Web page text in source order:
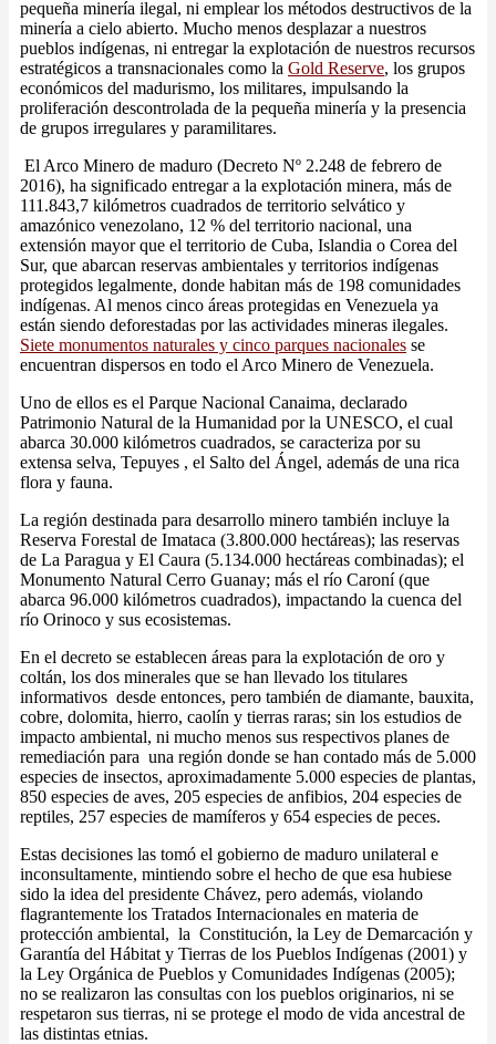
pequeña minería ilegal, ni emplear los métodos destructivos de la
minería a cielo abierto. Mucho menos desplazar a nuestros
pueblos indígenas, ni entregar la explotación de nuestros recursos
estratégicos a transnacionales como la Gold Reserve, los grupos
económicos del madurismo, los militares, impulsando la
proliferación descontrolada de la pequeña minería y la presencia
de grupos irregulares y paramilitares.
El Arco Minero de maduro (Decreto Nº 2.248 de febrero de
2016), ha significado entregar a la explotación minera, más de
111.843,7 kilómetros cuadrados de territorio selvático y
amazónico venezolano, 12 % del territorio nacional, una
extensión mayor que el territorio de Cuba, Islandia o Corea del
Sur, que abarcan reservas ambientales y territorios indígenas
protegidos legalmente, donde habitan más de 198 comunidades
indígenas. Al menos cinco áreas protegidas en Venezuela ya
están siendo deforestadas por las actividades mineras ilegales.
Siete monumentos naturales y cinco parques nacionales se
encuentran dispersos en todo el Arco Minero de Venezuela.
Uno de ellos es el Parque Nacional Canaima, declarado
Patrimonio Natural de la Humanidad por la UNESCO, el cual
abarca 30.000 kilómetros cuadrados, se caracteriza por su
extensa selva, Tepuyes , el Salto del Ángel, además de una rica
flora y fauna.
La región destinada para desarrollo minero también incluye la
Reserva Forestal de Imataca (3.800.000 hectáreas); las reservas
de La Paragua y El Caura (5.134.000 hectáreas combinadas); el
Monumento Natural Cerro Guanay; más el río Caroní (que
abarca 96.000 kilómetros cuadrados), impactando la cuenca del
río Orinoco y sus ecosistemas.
En el decreto se establecen áreas para la explotación de oro y
coltán, los dos minerales que se han llevado los titulares
informativos desde entonces, pero también de diamante, bauxita,
cobre, dolomita, hierro, caolín y tierras raras; sin los estudios de
impacto ambiental, ni mucho menos sus respectivos planes de
remediación para una región donde se han contado más de 5.000
especies de insectos, aproximadamente 5.000 especies de plantas,
850 especies de aves, 205 especies de anfibios, 204 especies de
reptiles, 257 especies de mamíferos y 654 especies de peces.
Estas decisiones las tomó el gobierno de maduro unilateral e
inconsultamente, mintiendo sobre el hecho de que esa hubiese
sido la idea del presidente Chávez, pero además, violando
flagrantemente los Tratados Internacionales en materia de
protección ambiental, la Constitución, la Ley de Demarcación y
Garantía del Hábitat y Tierras de los Pueblos Indígenas (2001) y
la Ley Orgánica de Pueblos y Comunidades Indígenas (2005);
no se realizaron las consultas con los pueblos originarios, ni se
respetaron sus tierras, ni se protege el modo de vida ancestral de
las distintas etnias.